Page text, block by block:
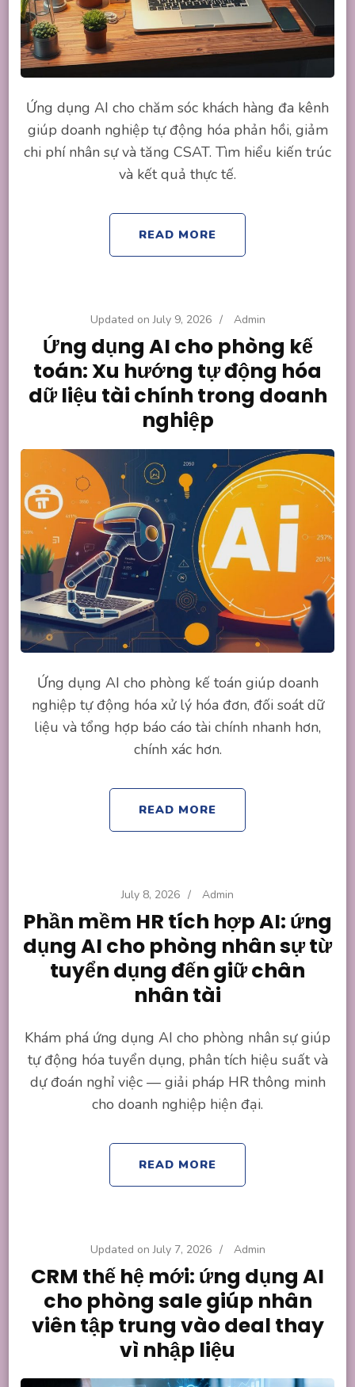
Ứng dụng AI cho chăm sóc khách hàng đa kênh
giúp doanh nghiệp tự động hóa phản hồi, giảm
chi phí nhân sự và tăng CSAT. Tìm hiểu kiến trúc
và kết quả thực tế.
READ MORE
Updated onJuly 9, 2026 / Admin
Ứng dụng AI cho phòng kế
toán: Xu hướng tự động hóa
dữ liệu tài chính trong doanh
nghiệp
Ứng dụng AI cho phòng kế toán giúp doanh
nghiệp tự động hóa xử lý hóa đơn, đối soát dữ
liệu và tổng hợp báo cáo tài chính nhanh hơn,
chính xác hơn.
READ MORE
July 8, 2026 / Admin
Phần mềm HR tích hợp AI: ứng
dụng AI cho phòng nhân sự từ
tuyển dụng đến giữ chân
nhân tài
Khám phá ứng dụng AI cho phòng nhân sự giúp
tự động hóa tuyển dụng, phân tích hiệu suất và
dự đoán nghỉ việc — giải pháp HR thông minh
cho doanh nghiệp hiện đại.
READ MORE
Updated onJuly 7, 2026 / Admin
CRM thế hệ mới: ứng dụng AI
cho phòng sale giúp nhân
viên tập trung vào deal thay
vì nhập liệu